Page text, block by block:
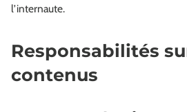
l’internaute.
Responsabilités
contenus